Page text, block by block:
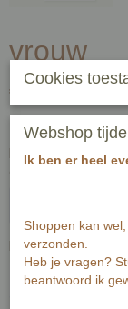
vrouw
€ 2,00
Handgeschreven
Passende envelop
Cookies
Webshop
Ik ben er heel
Shoppen kan
verzonden.
Heb je vragen?
beantwoord ik